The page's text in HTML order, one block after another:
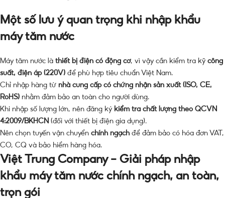
Một số lưu ý quan trọng khi nhập khẩu
máy tăm nước
Máy tăm nước là thiết bị điện có động cơ, vì vậy cần kiểm tra kỹ công
suất, điện áp (220V) để phù hợp tiêu chuẩn Việt Nam.
Chỉ nhập hàng từ nhà cung cấp có chứng nhận sản xuất (ISO, CE,
RoHS) nhằm đảm bảo an toàn cho người dùng.
Khi nhập số lượng lớn, nên đăng ký kiểm tra chất lượng theo QCVN
4:2009/BKHCN (đối với thiết bị điện gia dụng).
Nên chọn tuyến vận chuyển chính ngạch để đảm bảo có hóa đơn VAT,
CO, CQ và bảo hiểm hàng hóa.
Việt Trung Company – Giải pháp nhập
khẩu máy tăm nước chính ngạch, an toàn,
trọn gói